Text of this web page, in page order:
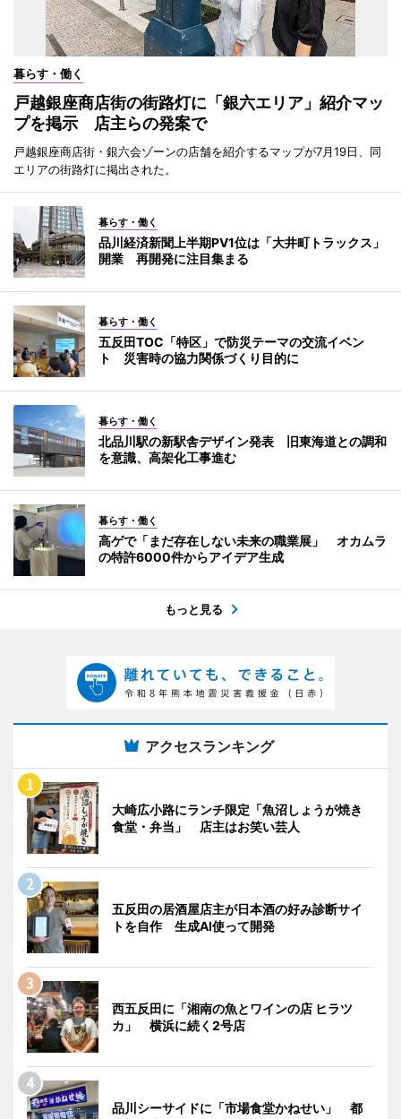
暮らす・働く
戸越銀座商店街の街路灯に「銀六エリア」紹介マッ
プを掲示 店主らの発案で
戸越銀座商店街・銀六会ゾーンの店舗を紹介するマップが7月19日、同
エリアの街路灯に掲出された。
暮らす・働く
品川経済新聞上半期PV1位は「大井町トラックス」
開業 再開発に注目集まる
暮らす・働く
五反田TOC「特区」で防災テーマの交流イベン
ト 災害時の協力関係づくり目的に
暮らす・働く
北品川駅の新駅舎デザイン発表 旧東海道との調和
を意識、高架化工事進む
暮らす・働く
高ゲで「まだ存在しない未来の職業展」 オカムラ
の特許6000件からアイデア生成
もっと見る
アクセスランキング
大崎広小路にランチ限定「魚沼しょうが焼き
食堂・弁当」 店主はお笑い芸人
五反田の居酒屋店主が日本酒の好み診断サイ
トを自作 生成AI使って開発
西五反田に「湘南の魚とワインの店 ヒラツ
カ」 横浜に続く2号店
品川シーサイドに「市場食堂かねせい」 都